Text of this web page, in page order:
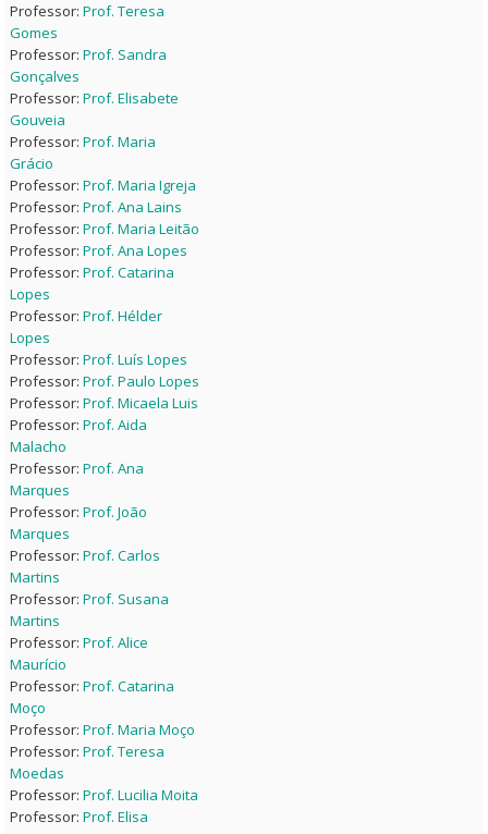
Professor:Prof. Teresa
Gomes
Professor:Prof. Sandra
Gonçalves
Professor:Prof. Elisabete
Gouveia
Professor:Prof. Maria
Grácio
Professor:Prof. Maria Igreja
Professor:Prof. Ana Lains
Professor:Prof. Maria Leitão
Professor:Prof. Ana Lopes
Professor:Prof. Catarina
Lopes
Professor:Prof. Hélder
Lopes
Professor:Prof. Luís Lopes
Professor:Prof. Paulo Lopes
Professor:Prof. Micaela Luis
Professor:Prof. Aida
Malacho
Professor:Prof. Ana
Marques
Professor:Prof. João
Marques
Professor:Prof. Carlos
Martins
Professor:Prof. Susana
Martins
Professor:Prof. Alice
Maurício
Professor:Prof. Catarina
Moço
Professor:Prof. Maria Moço
Professor:Prof. Teresa
Moedas
Professor:Prof. Lucilia Moita
Professor:Prof. Elisa